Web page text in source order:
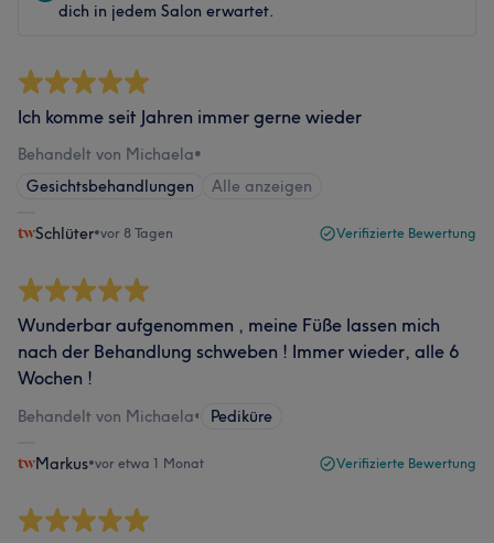
dich in jedem Salon erwartet.
Ich komme seit Jahren immer gerne wieder
Behandelt von Michaela•
Gesichtsbehandlungen
Alle anzeigen
Schlüter•vor 8 Tagen Verifizierte Bewertung
Wunderbar aufgenommen , meine Füße lassen mich
nach der Behandlung schweben ! Immer wieder, alle 6
Wochen !
Behandelt von Michaela• Pediküre
Markus•vor etwa 1 Monat Verifizierte Bewertung